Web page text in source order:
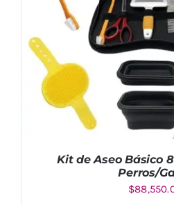
Kit de Aseo Básico
Perros/
$